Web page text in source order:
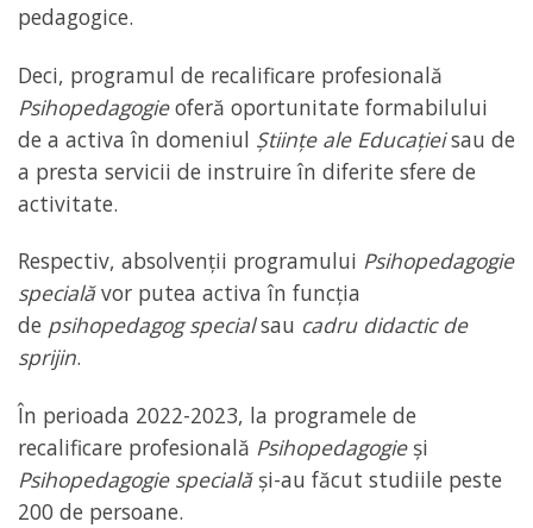
pedagogice.
Deci, programul de recalificare profesională
Psihopedagogieoferă oportunitate formabilului
de a activa în domeniul Științe ale Educațieisau de
a presta servicii de instruire în diferite sfere de
activitate.
Respectiv, absolvenții programului Psihopedagogie
specialăvor putea activa în funcția
de psihopedagog specialsau cadru didactic de
sprijin.
În perioada 2022-2023, la programele de
recalificare profesională Psihopedagogie și
Psihopedagogie specialăși-au făcut studiile peste
200 de persoane.